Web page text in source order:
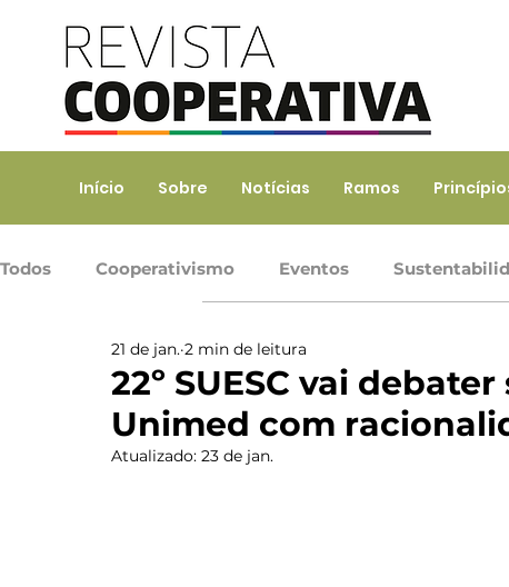
Início Sobre Notícias Ramos
Todos Cooperativismo Eventos
Ramo Agropecuário Ramo Consumo
Ramo Transporte Trabalho, Prod. de Bens e
22º SUESC vai
Unimed com
21 de jan. 2 min de leitura
Atualizado: 23 de jan.